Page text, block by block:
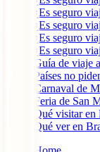
¿Es seguro
¿Es seguro
¿Es seguro
¿Es seguro
Guía de viaje
Países no
Carnaval de
Feria de San
Qué visitar
Qué ver en